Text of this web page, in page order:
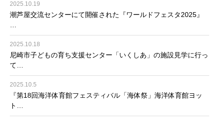
2025.10.19
潮芦屋交流センターにて開催された『ワールドフェスタ2025』
2025.10.18
尼崎市子どもの育ち支援センター「いくしあ」の施設見学に行っ
て…
2025.10.5
『第18回海洋体育館フェスティバル「海体祭」海洋体育館ヨッ
ト…